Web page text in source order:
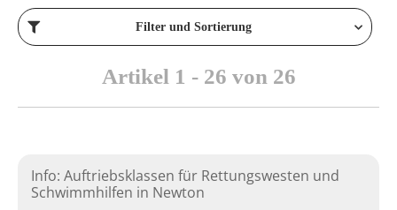
Filter und Sortierung
Artikel 1 - 26 von 26
Info: Auftriebsklassen für Rettungswesten und
Schwimmhilfen in Newton